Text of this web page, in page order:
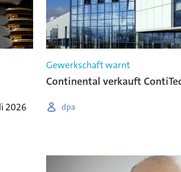
2026
Gewerkschaft warnt
Continental verkauft
dpa